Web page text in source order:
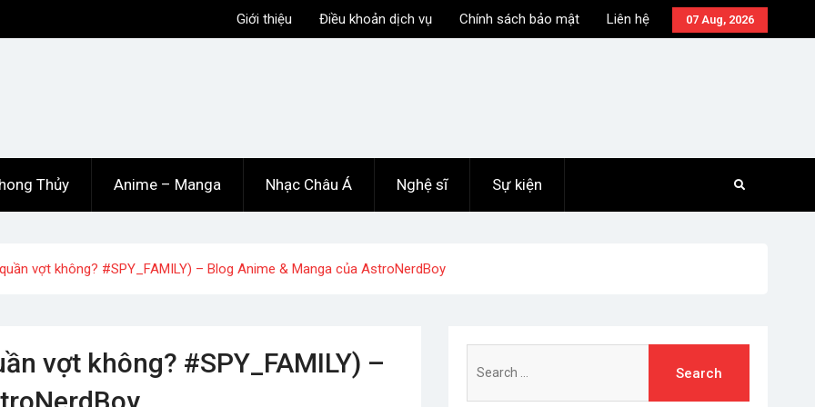
07 Aug, 2026
Giới thiệu Điều khoản dịch vụ Chính sách bảo mật Liên hệ
Thủy Anime – Manga Nhạc Châu Á Nghệ sĩ Sự kiện
vợt không? #SPY_FAMILY) – Blog Anime & Manga của AstroNerdBoy
vợt không? #SPY_FAMILY) –
for: